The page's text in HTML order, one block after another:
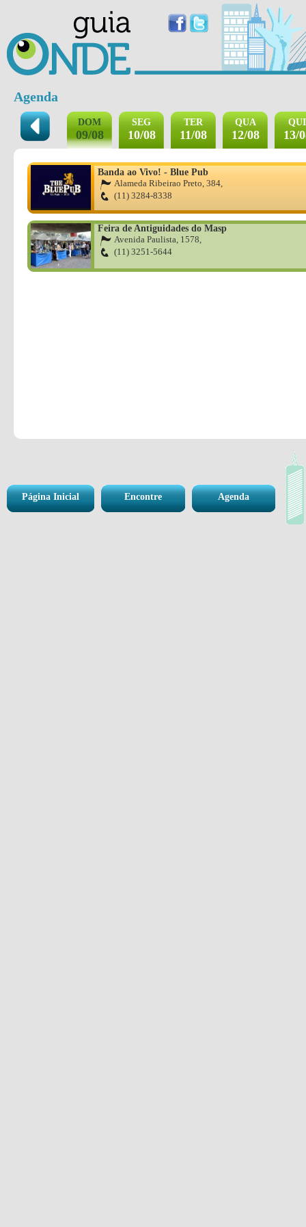
Agenda
DOM
09/08
SEG
10/08
TER
11/08
QUA
12/08
QUI
13/
Banda ao Vivo! - Blue Pub
Alameda Ribeirao Preto, 384,
(11) 3284-8338
Feira de Antiguidades do Masp
Avenida Paulista, 1578,
(11) 3251-5644
Página Inicial Encontre Agenda